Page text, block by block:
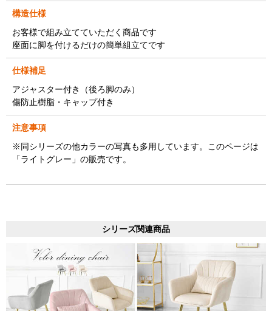
構造仕様
お客様で組み立てていただく商品です
座面に脚を付けるだけの簡単組立てです
仕様補足
アジャスター付き（後ろ脚のみ）
傷防止樹脂・キャップ付き
注意事項
※同シリーズの他カラーの写真も多用しています。このページは
「ライトグレー」の販売です。
シリーズ関連商品